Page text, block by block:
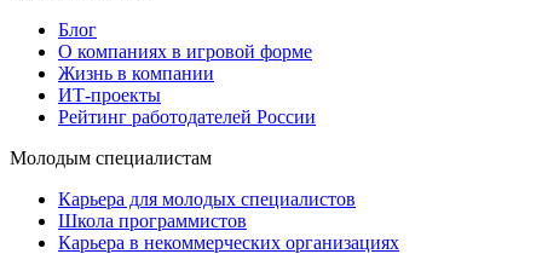
Блог
О компаниях в игровой форме
Жизнь в компании
ИТ-проекты
Рейтинг работодателей России
Молодым специалистам
Карьера для молодых специалистов
Школа программистов
Карьера в некоммерческих организациях